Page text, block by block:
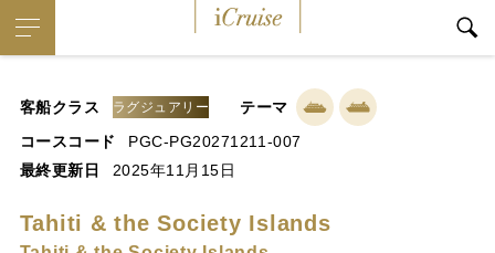
客船クラス ラグジュアリー
テーマ
コースコード
PGC-PG20271211-007
最終更新日
2025年11月15日
Tahiti & the Society Islands